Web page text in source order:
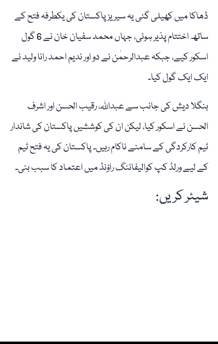
ڈھاکا میں کھیلی گئی یہ سیریز پاکستان کی یکطرفہ فتح کے
ساتھ اختتام پذیر ہوئی، جہاں محمد سفیان خان نے 6 گول
اسکور کیے، جبکہ عبدالرحمٰن نے دو اور ندیم احمد رانا ولید نے
ایک ایک گول کیا۔
بنگلا دیش کی جانب سے عبداللہ، رقیب الحسن اور اشرف
الحسن نے اسکور کیا، لیکن ان کی کوششیں پاکستان کی شاندار
ٹیم کارکردگی کے سامنے ناکام رہیں۔ پاکستان کی یہ فتح ٹیم
کے لیے ورلڈ کپ کوالیفائنگ راؤنڈ میں اعتماد کا سبب بنی۔
شیئر کریں: